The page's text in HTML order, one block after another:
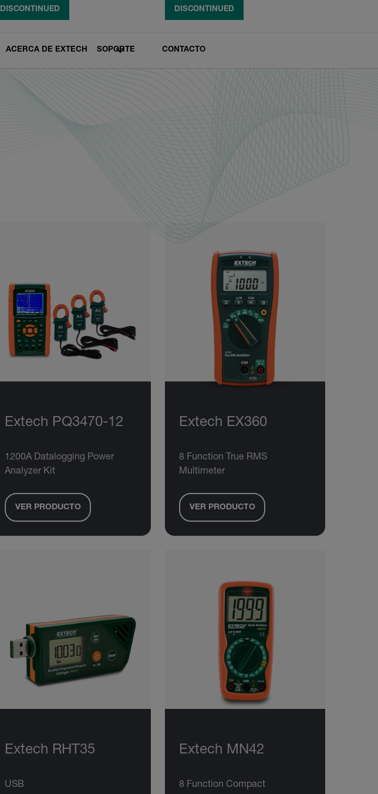
ACERCA DE EXTECH SOPORTE CONTACTO
DISCONTINUED
Extech PQ3470-12
1200A Datalogging Power
Analyzer Kit
VER PRODUCTO
DISCONTINUED
Extech EX360
8 Function True RMS
Multimeter
VER PRODUCTO
DISCONTINUED
Extech RHT35
USB
DISCONTINUED
Extech MN42
8 Function Compact
DISCONTINUED DISCONTINUED